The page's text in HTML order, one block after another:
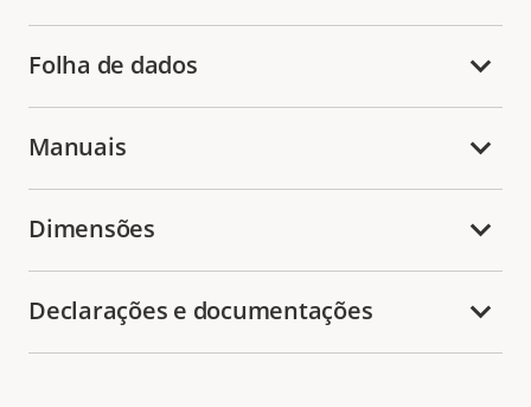
Folha de dados
Manuais
Dimensões
Declarações e documentações